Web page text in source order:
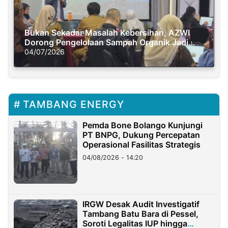
Bukan Sekadar Masalah Kebersihan, AZWI
Dorong Pengelolaan Sampah Organik Jadi
Solusi Krisis Iklim
04/07/2026
TAMBANG ENERGY
Pemda Bone Bolango Kunjungi
PT BNPG, Dukung Percepatan
Operasional Fasilitas Strategis
04/08/2026 - 14:20
IRGW Desak Audit Investigatif
Tambang Batu Bara di Pessel,
Soroti Legalitas IUP hingga